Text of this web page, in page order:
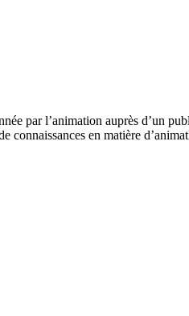
par l’animation auprès d’un
en matière